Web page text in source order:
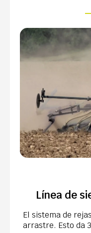
Línea de
El sistema de
arrastre. Esto da